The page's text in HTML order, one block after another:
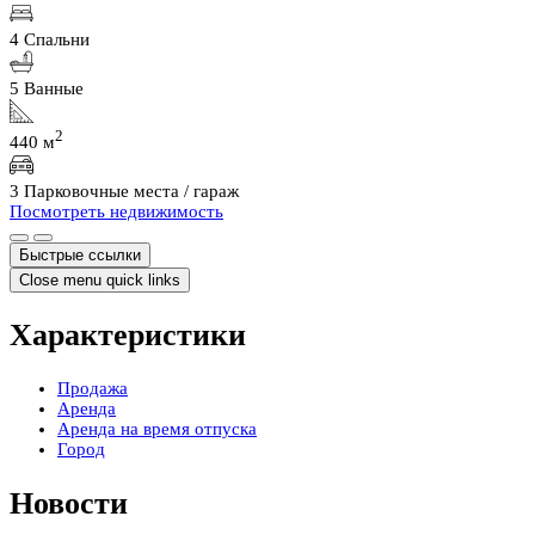
Аренда
Новости
Город
Связаться с нами
© 2026 Azarov s.r.l. - номер плательщика НДС и
регистрационный номер компании: 01600980088 | Уставный
капитал € 10000 iv
Политика конфиденциальности
Scroll to the top